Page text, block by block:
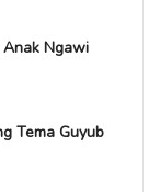
Anak Ngawi
Tema Guyub